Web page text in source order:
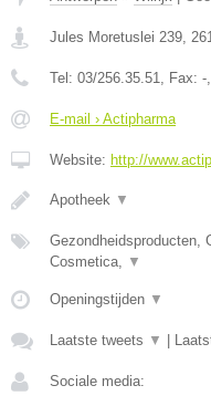
Jules Moretuslei 239,
Tel: 03/256.35.51, Fax: -
E-mail › Actipharma
Website: http://
Apotheek ▼
Gezondheidsproducten,
Cosmetica, ▼
Openingstijden ▼
Laatste tweets ▼
Sociale media: